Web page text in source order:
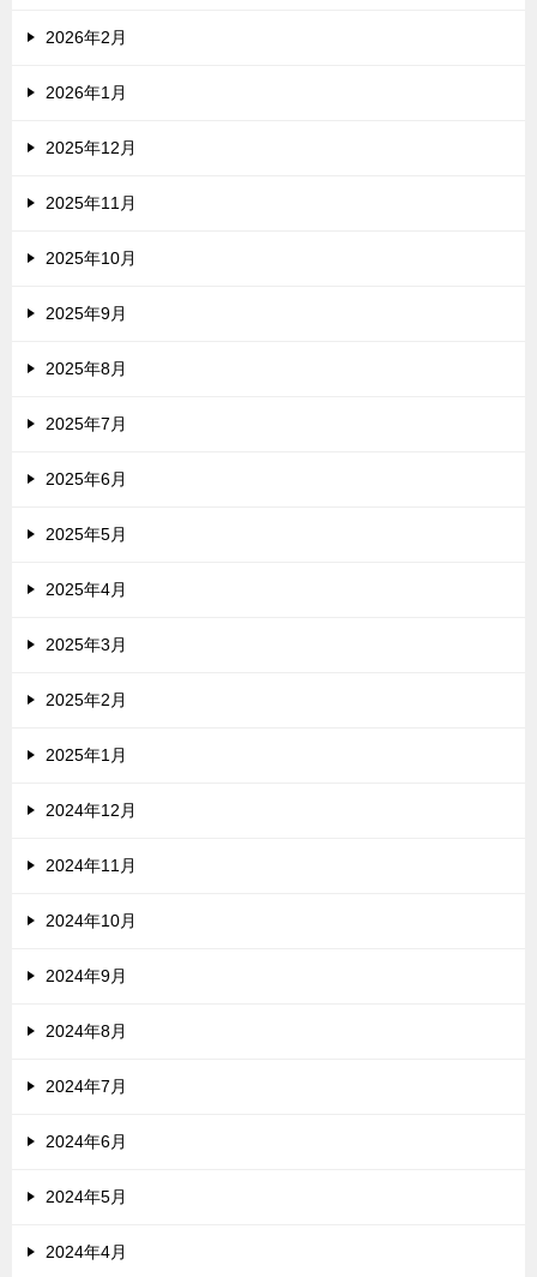
2026年2月
2026年1月
2025年12月
2025年11月
2025年10月
2025年9月
2025年8月
2025年7月
2025年6月
2025年5月
2025年4月
2025年3月
2025年2月
2025年1月
2024年12月
2024年11月
2024年10月
2024年9月
2024年8月
2024年7月
2024年6月
2024年5月
2024年4月